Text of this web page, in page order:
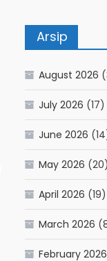
Arsip
August 2026
July 2026 (17)
June 2026
May 2026 (20)
April 2026 (19)
March 2026
February 2026